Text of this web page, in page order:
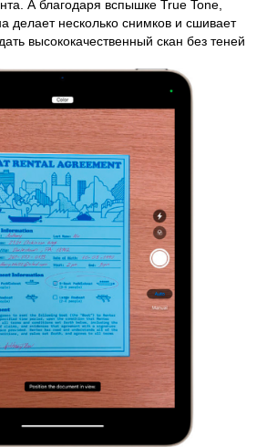
А благодаря вспышке True Tone,
делает несколько снимков и сшивает
высококачественный скан без теней